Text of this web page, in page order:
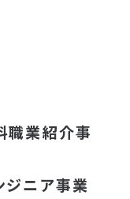
職業紹介事
ジニア事業